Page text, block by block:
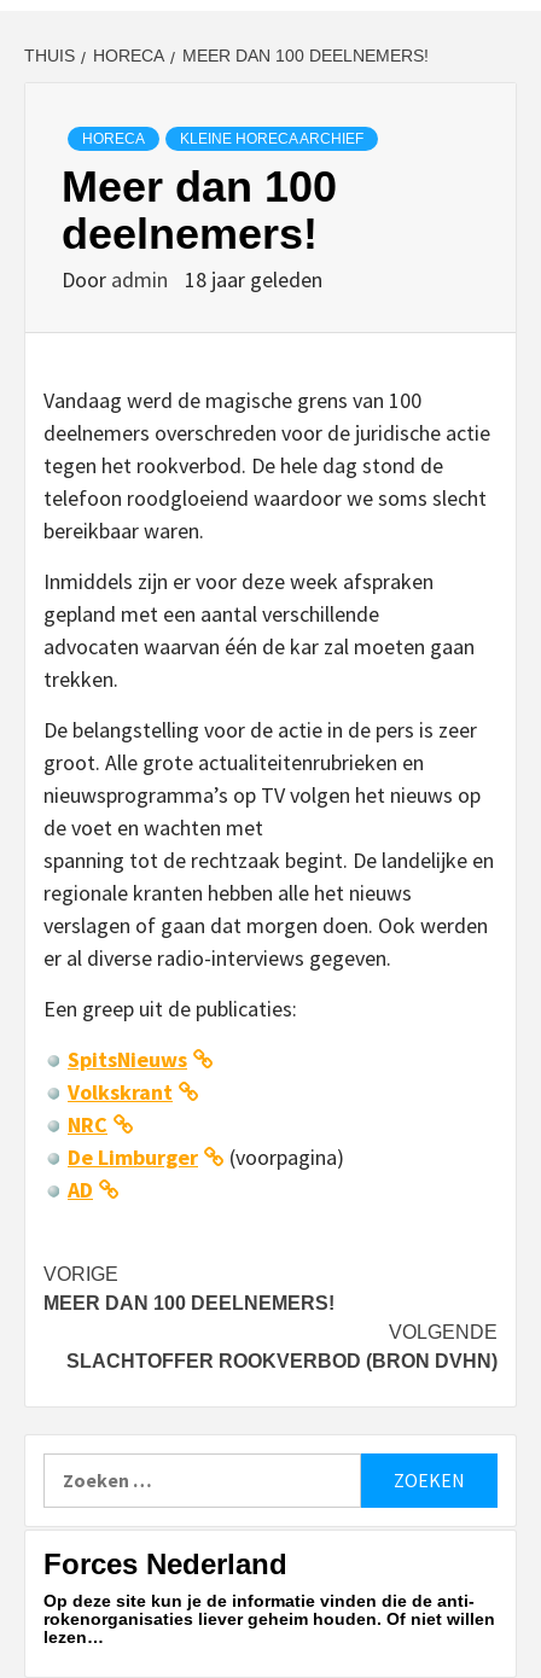
THUIS HORECA MEER DAN 100 DEELNEMERS!
HORECA KLEINE HORECA ARCHIEF
Meer dan 100
deelnemers!
Door admin 18 jaar geleden
Vandaag werd de magische grens van 100
deelnemers overschreden voor de juridische actie
tegen het rookverbod. De hele dag stond de
telefoon roodgloeiend waardoor we soms slecht
bereikbaar waren.
Inmiddels zijn er voor deze week afspraken
gepland met een aantal verschillende
advocaten waarvan één de kar zal moeten gaan
trekken.
De belangstelling voor de actie in de pers is zeer
groot. Alle grote actualiteitenrubrieken en
nieuwsprogramma’s op TV volgen het nieuws op
de voet en wachten met
spanning tot de rechtzaak begint. De landelijke en
regionale kranten hebben alle het nieuws
verslagen of gaan dat morgen doen. Ook werden
er al diverse radio-interviews gegeven.
Een greep uit de publicaties:
SpitsNieuws
Volkskrant
NRC
De Limburger
(voorpagina)
AD
Bericht
navigatie
VORIGE
MEER DAN 100 DEELNEMERS!
VOLGENDE
SLACHTOFFER ROOKVERBOD (BRON DVHN)
naar:
Forces Nederland
Op deze site kun je de informatie vinden die de anti-
rokenorganisaties liever geheim houden. Of niet willen
lezen…